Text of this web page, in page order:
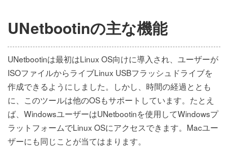
UNetbootinの主な機能
UNetbootinは最初はLinux OS向けに導入され、ユーザーが
ISOファイルからライブLinux USBフラッシュドライブを
作成できるようにしました。しかし、時間の経過ととも
に、このツールは他のOSもサポートしています。たとえ
ば、WindowsユーザーはUNetbootinを使用してWindowsプ
ラットフォームでLinux OSにアクセスできます。Macユー
ザーにも同じことが当てはまります。